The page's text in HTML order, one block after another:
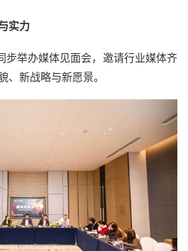
实力
步举办媒体见面会，邀请行业媒体齐
、新战略与新愿景。